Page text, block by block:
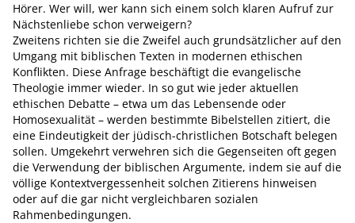
Hörer. Wer will, wer kann sich einem solch klaren Aufruf zur
Nächstenliebe schon verweigern?
Zweitens richten sie die Zweifel auch grundsätzlicher auf den
Umgang mit biblischen Texten in modernen ethischen
Konflikten. Diese Anfrage beschäftigt die evangelische
Theologie immer wieder. In so gut wie jeder aktuellen
ethischen Debatte – etwa um das Lebensende oder
Homosexualität – werden bestimmte Bibelstellen zitiert, die
eine Eindeutigkeit der jüdisch-christlichen Botschaft belegen
sollen. Umgekehrt verwehren sich die Gegenseiten oft gegen
die Verwendung der biblischen Argumente, indem sie auf die
völlige Kontextvergessenheit solchen Zitierens hinweisen
oder auf die gar nicht vergleichbaren sozialen
Rahmenbedingungen.